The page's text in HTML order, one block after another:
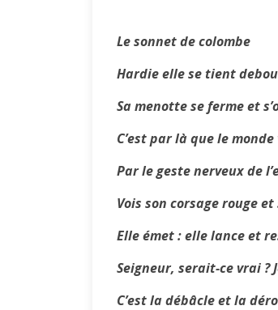
Le sonnet de colombe
Hardie elle se tient
Sa menotte se ferme et
C’est par là que le
Par le geste nerveux de
Vois son corsage rouge
Elle émet : elle lance et
Seigneur, serait-ce vrai ?
C’est la débâcle et la